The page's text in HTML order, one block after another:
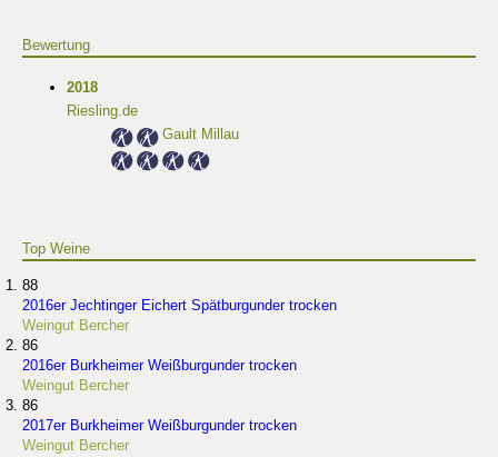
Bewertung
2018
Riesling.de
Gault Millau
Top Weine
88
2016er Jechtinger Eichert Spätburgunder trocken
Weingut Bercher
86
2016er Burkheimer Weißburgunder trocken
Weingut Bercher
86
2017er Burkheimer Weißburgunder trocken
Weingut Bercher